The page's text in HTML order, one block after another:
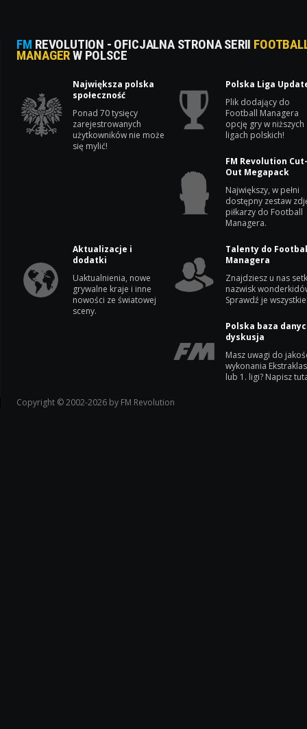
FM REVOLUTION - OFICJALNA STRONA SERII
MANAGERW POLSCE
Największa polska
społeczność
Ponad 70 tysięcy
zarejestrowanych
użytkowników nie może
się mylić!
Polska Liga
Plik dodający do
Football Managera
opcję gry w niższych
ligach polskich!
FM Revolution
Out Megapack
Największy, w pełni
dostępny zestaw
piłkarzy do Football
Managera.
Aktualizacje i
dodatki
Uaktualnienia, nowe
grywalne kraje i inne
nowości ze światowej
sceny.
Talenty do
Managera
Znajdziesz u nas
nazwisk
Sprawdź je
Polska baza
dyskusja
Masz uwagi do
wykonania
lub 1. ligi? Napisz
Copyright © 2002-2026 by FM Revolution